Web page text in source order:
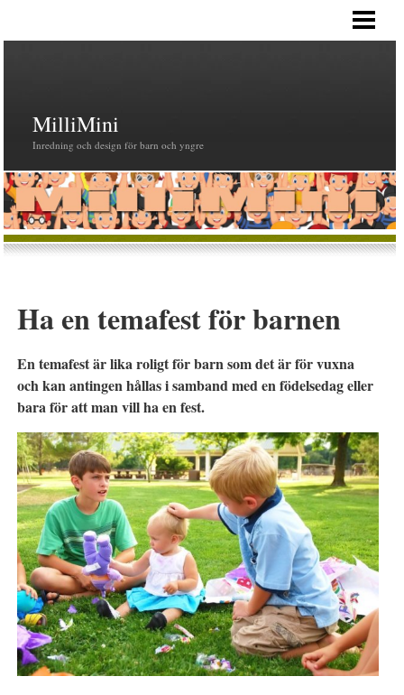
MilliMini
Inredning och design för barn och yngre
Ha en temafest för barnen
En temafest är lika roligt för barn som det är för vuxna
och kan antingen hållas i samband med en födelsedag eller
bara för att man vill ha en fest.